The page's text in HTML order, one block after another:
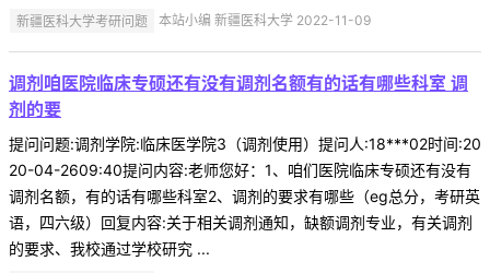
新疆医科大学考研问题 本站小编 新疆医科大学 2022-11-09
调剂咱医院临床专硕还有没有调剂名额有的话有哪些科室 调
剂的要
提问问题:调剂学院:临床医学院3（调剂使用）提问人:18***02时间:20
20-04-2609:40提问内容:老师您好：1、咱们医院临床专硕还有没有
调剂名额，有的话有哪些科室2、调剂的要求有哪些（eg总分，考研英
语，四六级）回复内容:关于相关调剂通知，缺额调剂专业，有关调剂
的要求、我校通过学校研究 ...